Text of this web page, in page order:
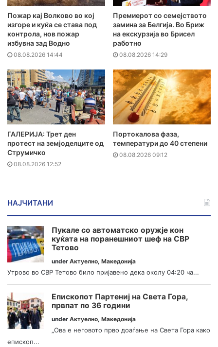
Пожар кај Волково во кој
изгоре и куќа се става под
контрола, нов пожар
избувна зад Водно
08.08.2026 14:44
Премиерот со семејството
замина за Белгија. Во Бриж
на екскурзија во Брисел
работно
08.08.2026 14:29
ГАЛЕРИЈА: Трет ден
протест на земјоделците од
Струмичко
08.08.2026 12:52
Портокалова фаза,
температури до 40 степени
08.08.2026 09:12
НАЈЧИТАНИ
Пукале со автоматско оружје кон
куќата на поранешниот шеф на СВР
Тетово
under Актуелно, Македонија
Утрово во СВР Тетово било пријавено дека околу 04:20 ча...
Епископот Партениј на Света Гора,
првпат по 36 години
under Актуелно, Македонија
„Ова е неговото прво доаѓање на Света Гора како
епископ...